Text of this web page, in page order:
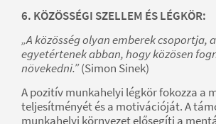
6. KÖZÖSSÉGI SZELLEM ÉS LÉGKÖR:
„A közösség olyan emberek csoportja,
egyetértenek abban, hogy közösen
növekedni.”(Simon Sinek)
A pozitív munkahelyi légkör fokozza a
teljesítményét és a motivációját. A
munkahelyi környezet elősegíti a